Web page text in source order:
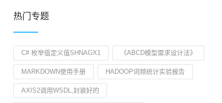
热门专题
C# 枚举值定义值SHNAGX1 《ABCD模型需求设计法》
MARKDOWN使用手册 HADOOP词频统计实验报告
AXIS2调用WSDL,封装好的